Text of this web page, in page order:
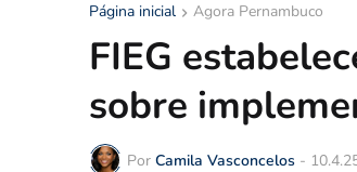
Página inicial Agora Pernambuco
FIEG
sobre
Por Camila Vasconcelos -